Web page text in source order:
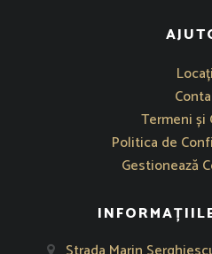
Se
Termeni și
Politica de
Gestionează